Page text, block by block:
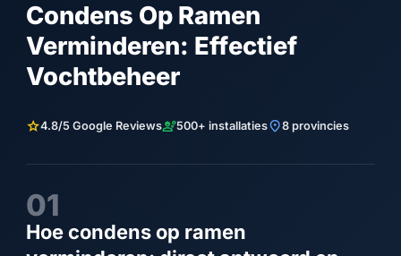
Condens Op Ramen
Verminderen: Effectief
Vochtbeheer
star4.8/5 Google Reviewsengineering500+ installatieslocation_on8 provincies
01
Hoe condens op ramen